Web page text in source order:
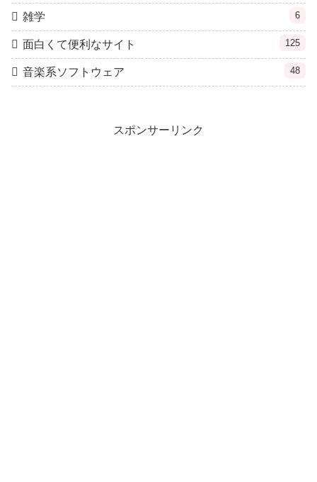
雑学 6
面白くて便利なサイト 125
音楽系ソフトウェア 48
スポンサーリンク